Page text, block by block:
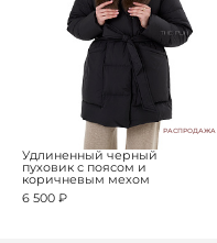
РАСПРОДАЖА
Удлиненный черный
пуховик с поясом и
коричневым мехом
6 500 ₽